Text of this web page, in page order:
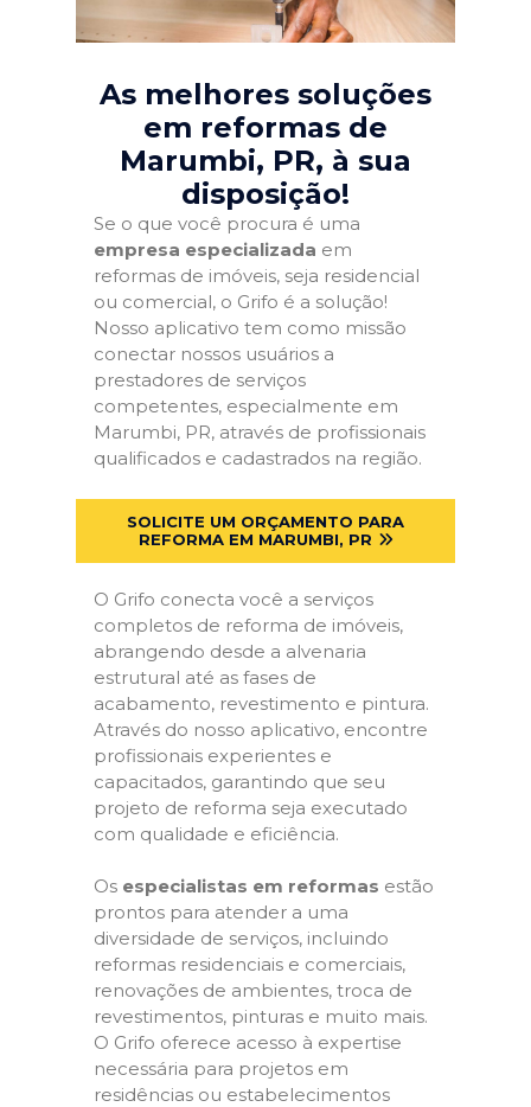
As melhores soluções
em reformas de
Marumbi, PR, à sua
disposição!
Se o que você procura é uma
empresa especializada em
reformas de imóveis, seja residencial
ou comercial, o Grifo é a solução!
Nosso aplicativo tem como missão
conectar nossos usuários a
prestadores de serviços
competentes, especialmente em
Marumbi, PR, através de profissionais
qualificados e cadastrados na região.
SOLICITE UM ORÇAMENTO PARA
REFORMA EM MARUMBI, PR
O Grifo conecta você a serviços
completos de reforma de imóveis,
abrangendo desde a alvenaria
estrutural até as fases de
acabamento, revestimento e pintura.
Através do nosso aplicativo, encontre
profissionais experientes e
capacitados, garantindo que seu
projeto de reforma seja executado
com qualidade e eficiência.
Os especialistas em reformas estão
prontos para atender a uma
diversidade de serviços, incluindo
reformas residenciais e comerciais,
renovações de ambientes, troca de
revestimentos, pinturas e muito mais.
O Grifo oferece acesso à expertise
necessária para projetos em
residências ou estabelecimentos